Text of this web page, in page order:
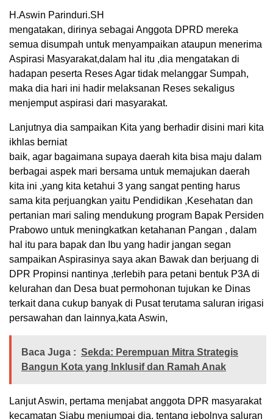
H.Aswin Parinduri.SH
mengatakan, dirinya sebagai Anggota DPRD mereka
semua disumpah untuk menyampaikan ataupun menerima
Aspirasi Masyarakat,dalam hal itu ,dia mengatakan di
hadapan peserta Reses Agar tidak melanggar Sumpah,
maka dia hari ini hadir melaksanan Reses sekaligus
menjemput aspirasi dari masyarakat.
Lanjutnya dia sampaikan Kita yang berhadir disini mari kita
ikhlas berniat
baik, agar bagaimana supaya daerah kita bisa maju dalam
berbagai aspek mari bersama untuk memajukan daerah
kita ini ,yang kita ketahui 3 yang sangat penting harus
sama kita perjuangkan yaitu Pendidikan ,Kesehatan dan
pertanian mari saling mendukung program Bapak Persiden
Prabowo untuk meningkatkan ketahanan Pangan , dalam
hal itu para bapak dan Ibu yang hadir jangan segan
sampaikan Aspirasinya saya akan Bawak dan berjuang di
DPR Propinsi nantinya ,terlebih para petani bentuk P3A di
kelurahan dan Desa buat permohonan tujukan ke Dinas
terkait dana cukup banyak di Pusat terutama saluran irigasi
persawahan dan lainnya,kata Aswin,
Baca Juga : Sekda: Perempuan Mitra Strategis
Bangun Kota yang Inklusif dan Ramah Anak
Lanjut Aswin, pertama menjabat anggota DPR masyarakat
kecamatan Siabu menjumpai dia, tentang jebolnya saluran